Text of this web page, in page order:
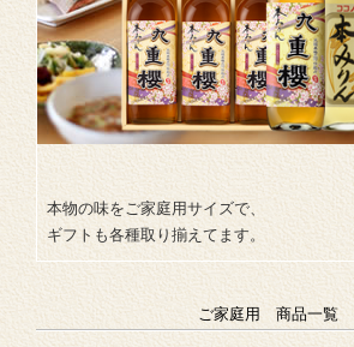
本物の味をご家庭用サイズで、
ギフトも各種取り揃えてます。
ご家庭用 商品一覧